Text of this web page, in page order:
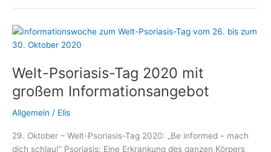
Welt-Psoriasis-Tag 2020 mit
großem Informationsangebot
Allgemein / Elis
29. Oktober – Welt-Psoriasis-Tag 2020: „Be informed – mach
dich schlau!“ Psoriasis: Eine Erkrankung des ganzen Körpers